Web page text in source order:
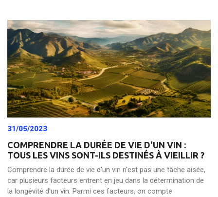
31/05/2023
COMPRENDRE LA DURÉE DE VIE D'UN VIN :
TOUS LES VINS SONT-ILS DESTINÉS À VIEILLIR ?
Comprendre la durée de vie d'un vin n'est pas une tâche aisée,
car plusieurs facteurs entrent en jeu dans la détermination de
la longévité d'un vin. Parmi ces facteurs, on compte